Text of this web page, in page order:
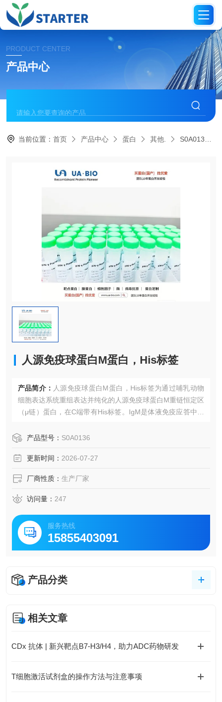
PRODUCT CENTER
产品中心
当前位置：首页 产品中心 蛋白 其他. S0A0136人源免疫球蛋白M蛋白，His标签
人源免疫球蛋白M蛋白，His标签
产品简介： 人源免疫球蛋白M蛋白，His标签为通过哺乳动物
细胞表达系统重组表达并纯化的人源免疫球蛋白M重链恒定区
（μ链）蛋白，在C端带有His标签。IgM是体液免疫应答中最
能力，在早期抗感染免疫和自身免疫中发挥关键作用。本产
产品型号： S0A0136
更新时间： 2026-07-27
厂商性质： 生产厂家
访问量： 247
服务热线
15855403091
产品分类
相关文章
CDx 抗体 | 新兴靶点B7-H3/H4，助力ADC药物研发
T细胞激活试剂盒的操作方法与注意事项